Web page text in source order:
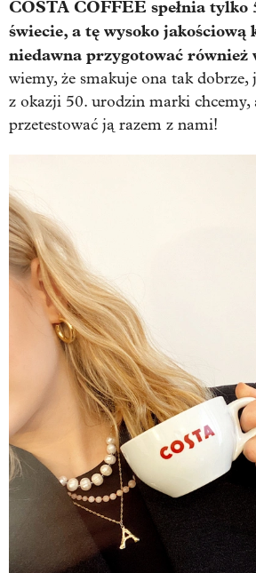
COSTA COFFEE spełnia tylko
świecie, a tę wysoko jakościową
niedawna przygotować również
wiemy, że smakuje ona tak
z okazji 50. urodzin marki chcemy,
przetestować ją razem z nami!